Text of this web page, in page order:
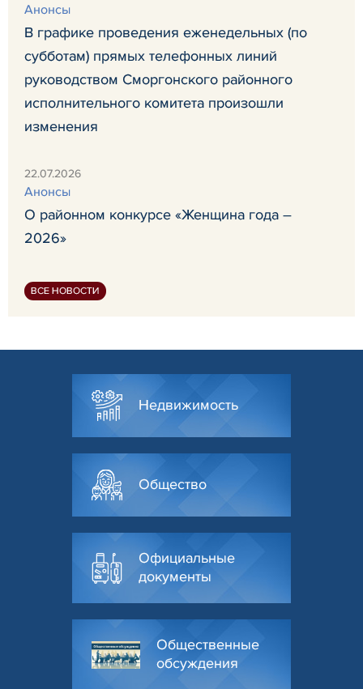
Анонсы
В графике проведения еженедельных (по
субботам) прямых телефонных линий
руководством Сморгонского районного
исполнительного комитета произошли
изменения
22.07.2026
Анонсы
О районном конкурсе «Женщина года –
2026»
ВСЕ НОВОСТИ
Недвижимость
Общество
Официальные
документы
Общественные
обсуждения